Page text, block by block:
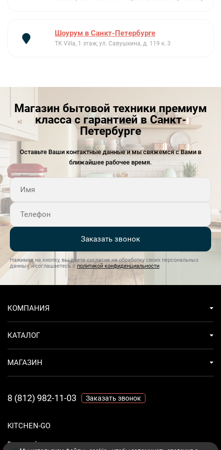
Шоурум в Санкт-Петербурге
ТК Villa, 1 этаж, ул. Савушкина, д. 119 к. 3
Магазин бытовой техники премиум
класса с гарантией в Санкт-
Петербурге
Оставьте Ваши контактные данные и мы свяжемся с Вами в
ближайшее рабочее время.
Заказать звонок
Нажимая на кнопку, вы даете согласие на обработку своих персональных
данных и соглашаетесь с политикой конфиденциальности
KITCHEN-GO
Ваш комфорт - дело техники.
КОМПАНИЯ
КАТАЛОГ
МАГАЗИН
8 (812) 982-11-03 Заказать звонок